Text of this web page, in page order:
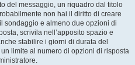
del messaggio, un riquadro dal titolo
non hai il diritto di creare
sondaggio e almeno due opzioni di
scrivila nell’apposito spazio e
stabilire i giorni di durata del
limite al numero di opzioni di risposta